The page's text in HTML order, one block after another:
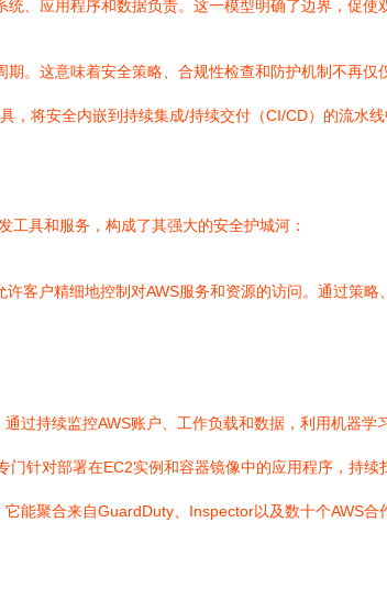
、应用程序和数据负责。这一模型明确了边界，促使
期。这意味着安全策略、合规性检查和防护机制不再
，将安全内嵌到持续集成/持续交付（CI/CD）的流水
工具和服务，构成了其强大的安全护城河：
许客户精细地控制对AWS服务和资源的访问。通过策
通过持续监控AWS账户、工作负载和数据，利用机器
门针对部署在EC2实例和容器镜像中的应用程序，持续
它能聚合来自GuardDuty、Inspector以及数十个AWS